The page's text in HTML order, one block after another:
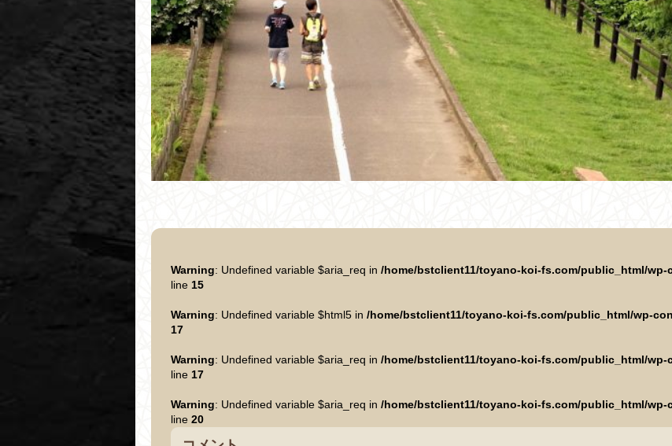
Warning: Undefined variable $aria_req in /home/bstclient11/toyano-koi-fs.com/public_html/
line 15
Warning: Undefined variable $html5 in /home/bstclient11/toyano-koi-fs.com/public_html/wp-
17
Warning: Undefined variable $aria_req in /home/bstclient11/toyano-koi-fs.com/public_html/
line 17
Warning: Undefined variable $aria_req in /home/bstclient11/toyano-koi-fs.com/public_html/
line 20